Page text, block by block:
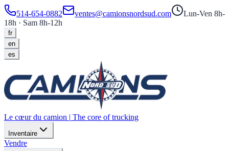
514-654-0882 ventes@camionsnordsud.com
Lun-Ven 8h-
18h · Sam 8h-12h
fr
en
es
Le cœur du camion | The core of trucking
Inventaire
Vendre